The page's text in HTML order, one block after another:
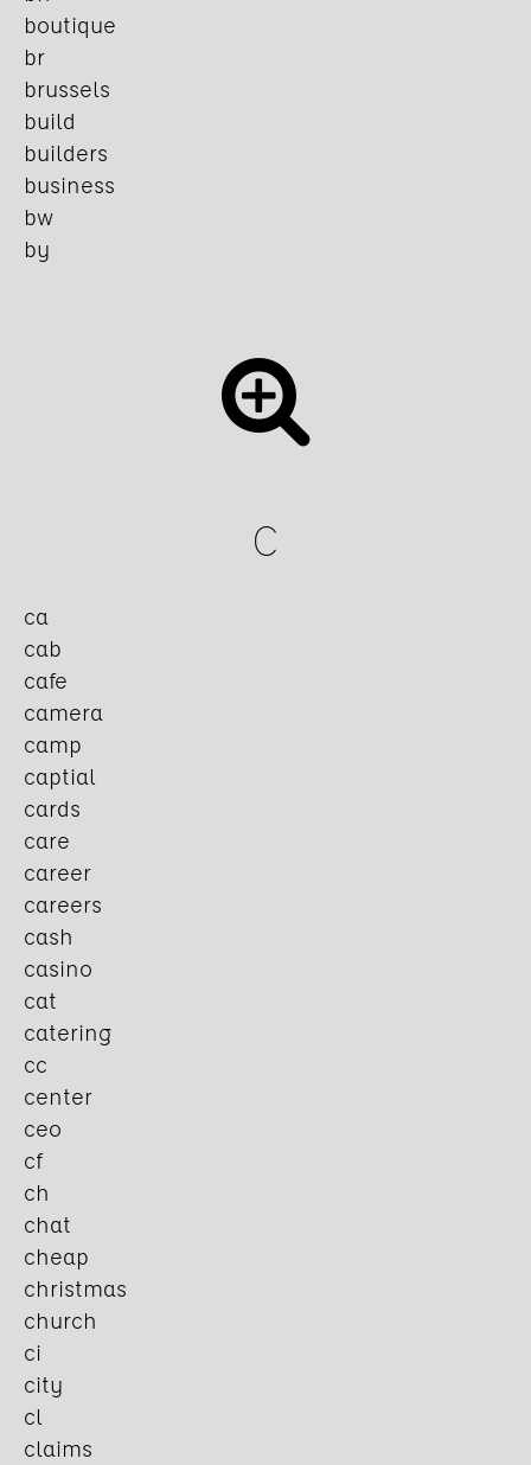
boutique
br
brussels
build
builders
business
bw
by
C
ca
cab
cafe
camera
camp
captial
cards
care
career
careers
cash
casino
cat
catering
cc
center
ceo
cf
ch
chat
cheap
christmas
church
ci
city
cl
claims